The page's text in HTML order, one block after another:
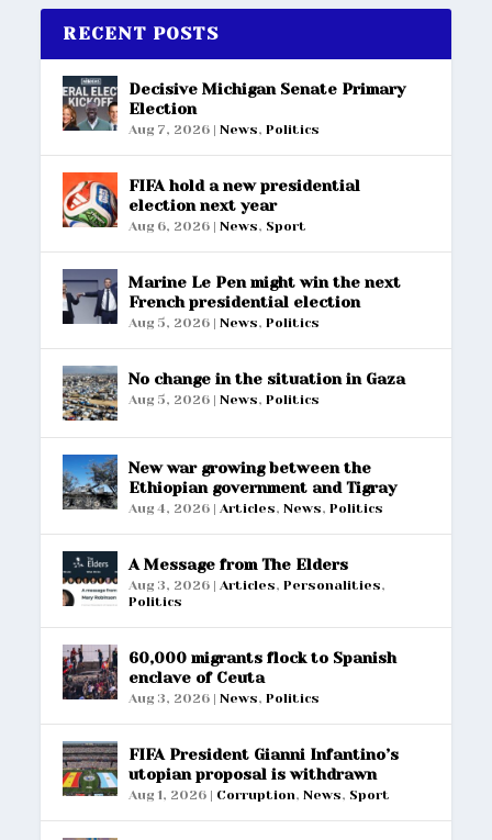
RECENT POSTS
Decisive Michigan Senate Primary
Election
Aug 7, 2026 |News,Politics
FIFA hold a new presidential
election next year
Aug 6, 2026 |News, Sport
Marine Le Pen might win the next
French presidential election
Aug 5, 2026 |News,Politics
No change in the situation in Gaza
Aug 5, 2026 |News,Politics
New war growing between the
Ethiopian government and Tigray
Aug 4, 2026 | Articles,News,Politics
A Message from The Elders
Aug 3, 2026 | Articles,Personalities,
Politics
60,000 migrants flock to Spanish
enclave of Ceuta
Aug 3, 2026 |News,Politics
FIFA President Gianni Infantino’s
utopian proposal is withdrawn
Aug 1, 2026 | Corruption,News, Sport